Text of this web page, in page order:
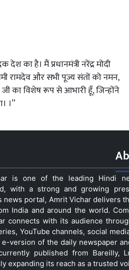
का है। मैं प्रधानमंत्री नरेंद्र मोदी
रामदेव और सभी पूज्य संतों को नमन,
का विशेष रूप से आभारी हूँ, जिन्होंने
।”
is one of the leading Hindi
with a strong and growing
news portal, Amrit Vichar delivers
India and around the world.
connects with its audience
YouTube channels, social
version of the daily newspaper
published from Bareilly,
expanding its reach as a trusted